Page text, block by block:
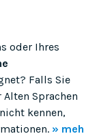
oder Ihres
Falls Sie
Sprachen
kennen,
» meh